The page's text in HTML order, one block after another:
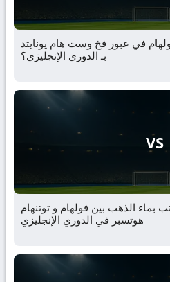
في عبور فخ وست هام يونايتد
بـ الدوري الإنجليزي؟
VS
بماء الذهب بين فولهام و توتنهام
هوتسبر في الدوري الإنجليزي